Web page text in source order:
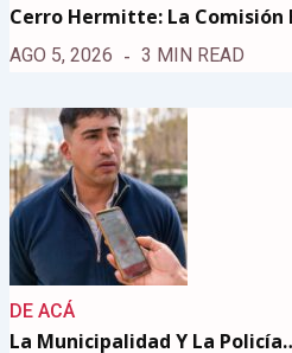
Cerro Hermitte: La Comisión
AGO 5, 2026 3 MIN READ
DE ACÁ
La Municipalidad Y La